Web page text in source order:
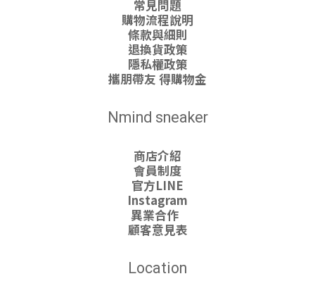
常見問題
購物流程說明
條款與細則
退換貨政策
隱私權政策
攜朋帶友 得購物金
Nmind sneaker
商店介紹
會員制度
官方LINE
Instagram
異業合作
顧客意見表
Location